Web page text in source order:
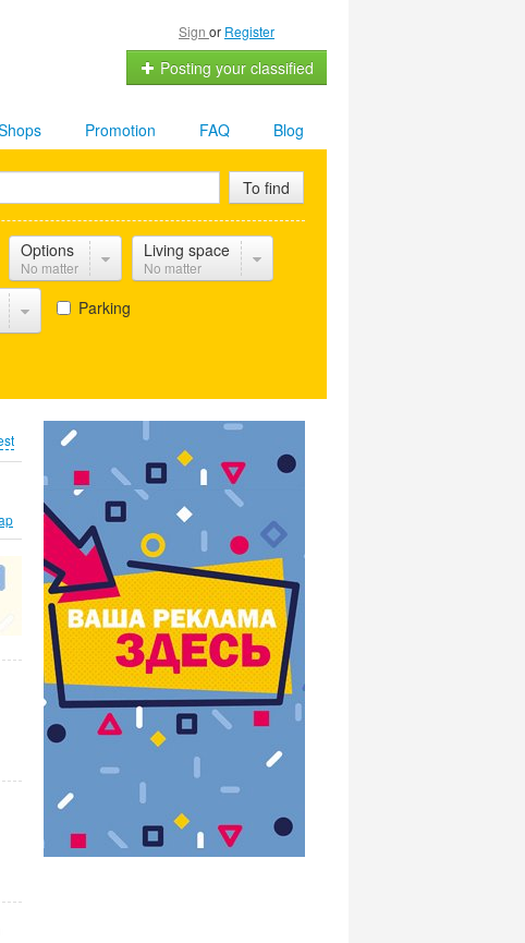
Sign or Register
Posting your classified
Blog
FAQ
Promotion
To find
Options
No matter
Living space
No matter
Parking